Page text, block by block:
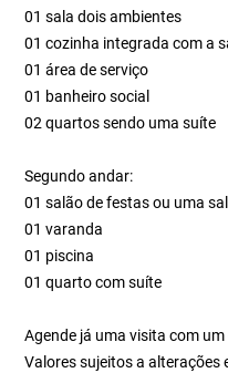
01 sala dois ambientes
01 cozinha integrada com a
01 área de serviço
01 banheiro social
02 quartos sendo uma suíte
Segundo andar:
01 salão de festas ou uma
01 varanda
01 piscina
01 quarto com suíte
Agende já uma visita com
Valores sujeitos a alterações